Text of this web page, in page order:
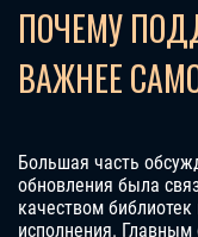
ПОЧЕМУ
ВАЖНЕЕ
Большая часть
обновления была
качеством
исполнения. Главным